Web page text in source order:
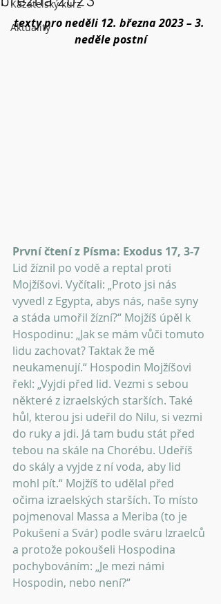
Kazatelský kurz
Aktuality
texty pro neděli 12. března 2023 – 3.
neděle postní
První čtení z Písma: Exodus 17, 3-7
Lid žíznil po vodě a reptal proti
Mojžíšovi. Vyčítali: „Proto jsi nás
vyvedl z Egypta, abys nás, naše syny
a stáda umořil žízní?“ Mojžíš úpěl k
Hospodinu: „Jak se mám vůči tomuto
lidu zachovat? Taktak že mě
neukamenují.“ Hospodin Mojžíšovi
řekl: „Vyjdi před lid. Vezmi s sebou
některé z izraelských starších. Také
hůl, kterou jsi udeřil do Nilu, si vezmi
do ruky a jdi. Já tam budu stát před
tebou na skále na Chorébu. Udeříš
do skály a vyjde z ní voda, aby lid
mohl pít.“ Mojžíš to udělal před
očima izraelských starších. To místo
pojmenoval Massa a Meriba (to je
Pokušení a Svár) podle sváru Izraelců
a protože pokoušeli Hospodina
pochybováním: „Je mezi námi
Hospodin, nebo není?“